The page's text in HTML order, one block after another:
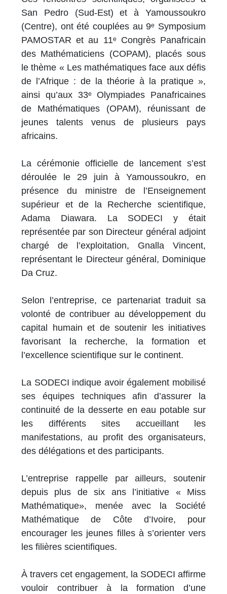
San Pedro (Sud-Est) et à Yamoussoukro
(Centre), ont été couplées au 9ᵉ Symposium
PAMOSTAR et au 11ᵉ Congrès Panafricain
des Mathématiciens (COPAM), placés sous
le thème « Les mathématiques face aux défis
de l’Afrique : de la théorie à la pratique »,
ainsi qu’aux 33ᵉ Olympiades Panafricaines
de Mathématiques (OPAM), réunissant de
jeunes talents venus de plusieurs pays
africains.
La cérémonie officielle de lancement s’est
déroulée le 29 juin à Yamoussoukro, en
présence du ministre de l’Enseignement
supérieur et de la Recherche scientifique,
Adama Diawara. La SODECI y était
représentée par son Directeur général adjoint
chargé de l’exploitation, Gnalla Vincent,
représentant le Directeur général, Dominique
Da Cruz.
Selon l’entreprise, ce partenariat traduit sa
volonté de contribuer au développement du
capital humain et de soutenir les initiatives
favorisant la recherche, la formation et
l’excellence scientifique sur le continent.
La SODECI indique avoir également mobilisé
ses équipes techniques afin d’assurer la
continuité de la desserte en eau potable sur
les différents sites accueillant les
manifestations, au profit des organisateurs,
des délégations et des participants.
L’entreprise rappelle par ailleurs, soutenir
depuis plus de six ans l’initiative « Miss
Mathématique», menée avec la Société
Mathématique de Côte d’Ivoire, pour
encourager les jeunes filles à s’orienter vers
les filières scientifiques.
À travers cet engagement, la SODECI affirme
vouloir contribuer à la formation d’une